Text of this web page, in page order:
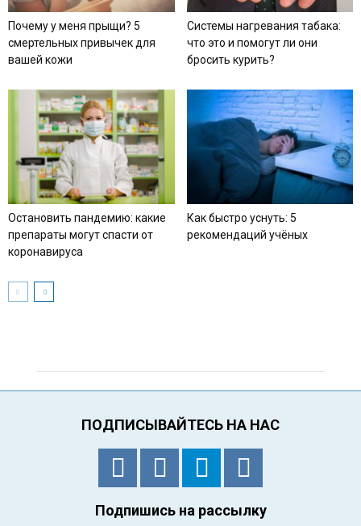
Почему у меня прыщи? 5
смертельных привычек для
вашей кожи
Системы нагревания табака:
что это и помогут ли они
бросить курить?
Остановить пандемию: какие
препараты могут спасти от
коронавируса
Как быстро уснуть: 5
рекомендаций учёных
ПОДПИСЫВАЙТЕСЬ НА НАС
Подпишись на рассылку